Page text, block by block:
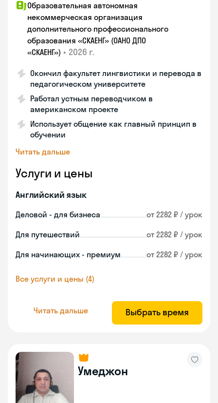
Образовательная автономная
некоммерческая организация
дополнительного профессионального
образования «СКАЕНГ» (ОАНО ДПО
«СКАЕНГ») • 2026 г.
Окончил факультет лингвистики и перевода в
педагогическом университете
Работал устным переводчиком в
американском проекте
Использует общение как главный принцип в
обучении
Читать дальше
Услуги и цены
Английский язык
Деловой - для бизнеса от 2282 ₽ / урок
Для путешествий от 2282 ₽ / урок
Для начинающих - премиум от 2282 ₽ / урок
Все услуги и цены (4)
Читать дальше Выбрать время
Умеджон